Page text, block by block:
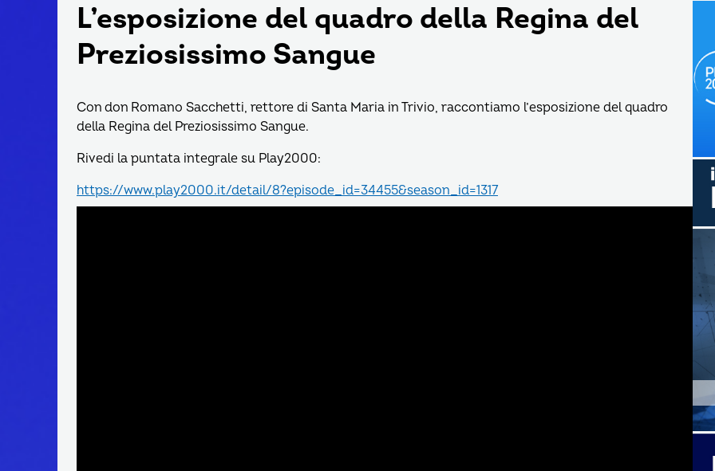
L’esposizione del quadro della Regina del
Preziosissimo Sangue
Con don Romano Sacchetti, rettore di Santa Maria in Trivio, raccontiamo l’esposizione del quadro
della Regina del Preziosissimo Sangue.
Rivedi la puntata integrale su Play2000:
https://www.play2000.it/detail/8?episode_id=34455&season_id=1317